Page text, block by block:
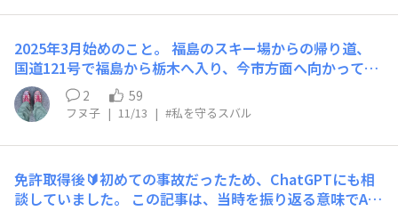
に入学してみました そして今年の1月に成人式を迎えま
す。 あの時守ってくれたアウトバックには感謝しかあり
ません！ 今は廃車になってしまい手元にアウトバックは
無いですがいつか結婚して大事な人を載せるような時には
また同じアウトバックを購入して大切に乗って行きたいと
思ってます。
で済みました。 結局レヴォーグは全損で廃車に。車が守
ってくれたと思うしかありませんでした。 まだまだレヴ
ォーグでやりたいことが沢山ある...！ そんな私はもう一度
レヴォーグに乗ろうと、同じ色・グレードのレヴォーグを
契約しました。 1台目で出来なかったことは、2台目で思
う存分楽しもうと思います😊
2025年3月始めのこと。 福島のスキー場からの帰り道、
国道121号で福島から栃木へ入り、今市方面へ向かってい
た。 もちろんエリア的にまだまだ冬道。 と言っても、こ
の時期はスタッドレスなんてあまり意味のないほど、春先
特有のシャバシャバヌルヌルの路面の場合が多い。 細心
の注意を払いながら走っていても、そこ此処でちょいちょ
里ダムまで来たところで、警察車両が事故車対応をしてい
る様子でわちゃわちゃしていたが、通行止めなどはされて
2 59
フヌ子 | 11/13 | #私を守るスバル
免許取得後🔰初めての事故だったため、ChatGPTにも相
談していました。 この記事は、当時を振り返る意味でAI